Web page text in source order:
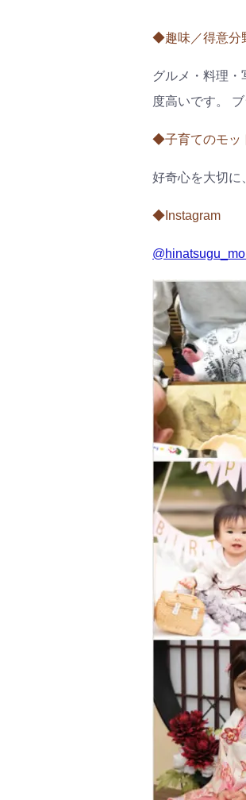
◆趣味／得意分
グルメ・料理
度高いです。
◆子育てのモッ
好奇心を大切に
◆Instagram